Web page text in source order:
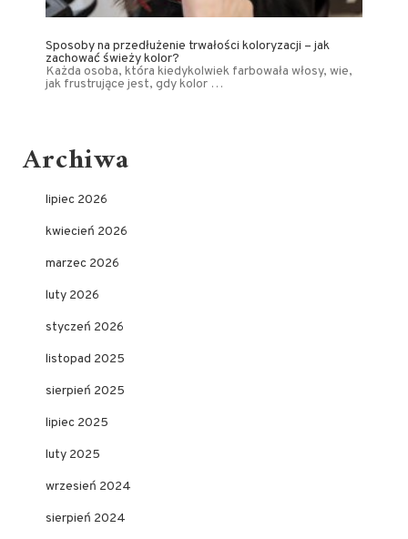
Sposoby na przedłużenie trwałości koloryzacji – jak
zachować świeży kolor?
Każda osoba, która kiedykolwiek farbowała włosy, wie,
jak frustrujące jest, gdy kolor …
Archiwa
lipiec 2026
kwiecień 2026
marzec 2026
luty 2026
styczeń 2026
listopad 2025
sierpień 2025
lipiec 2025
luty 2025
wrzesień 2024
sierpień 2024